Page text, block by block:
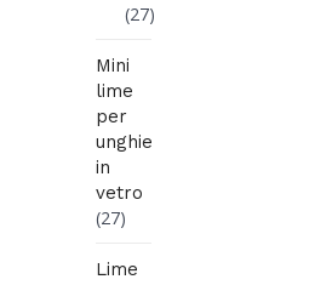
(27)
Mini
lime
per
unghie
in
vetro
(27)
Lime